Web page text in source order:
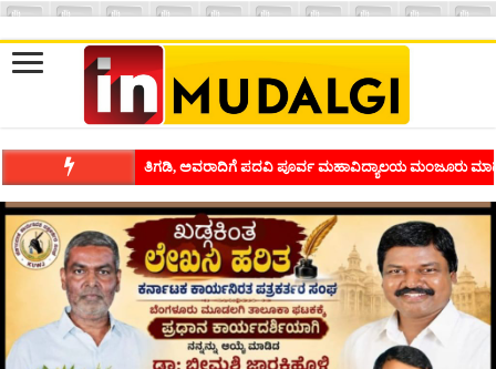
ಶಿವಾಪುರದಲ್ಲಿ ಕವಿಗೋಷ್ಠಿಯ ಸಂಭ್ರಮ ಭಾವನೆಗಳನ್ನು ಕಟ್ಟಿಕೊಡುವ